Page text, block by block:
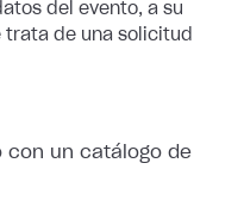
del evento, a su
trata de una solicitud
con un catálogo de